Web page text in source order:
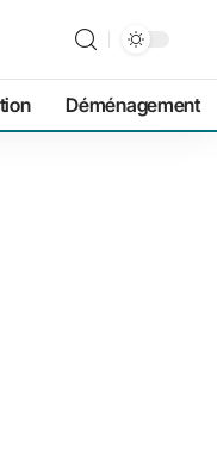
Déménagement